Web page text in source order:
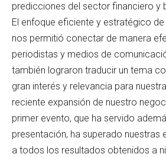
predicciones del sector financiero y
El enfoque eficiente y estratégico
nos permitió conectar de manera
periodistas y medios de
también lograron traducir un tema
gran interés y relevancia para
reciente expansión de nuestro
primer evento, que ha servido
presentación, ha superado nuestras
a todos los resultados obtenidos a